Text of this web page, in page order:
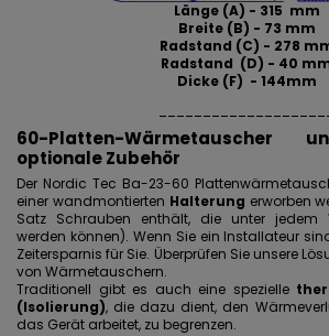
Länge (A) - 315 mm
Breite (B) - 73 mm
Radstand (C) - 278
Radstand (D) - 40
Dicke (F) - 144mm
60-Platten-Wärmetauscher
optionale Zubehör
Der Nordic Tec Ba-23-60
einer wandmontierten Halterung erworben
Satz Schrauben enthält, die unter jedem
werden können). Wenn Sie ein Installateur
Zeitersparnis für Sie. Überprüfen Sie unsere
von Wärmetauschern.
Traditionell gibt es auch eine spezielle
(Isolierung), die dazu dient, den
das Gerät arbeitet, zu begrenzen.